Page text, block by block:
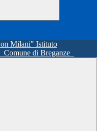
Istituto
Comune di Breganze